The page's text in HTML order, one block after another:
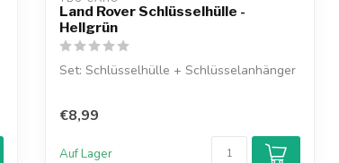
Land Rover Schlüsselhülle -
Hellgrün
Set: Schlüsselhülle + Schlüsselanhänger
€8,99
Auf Lager